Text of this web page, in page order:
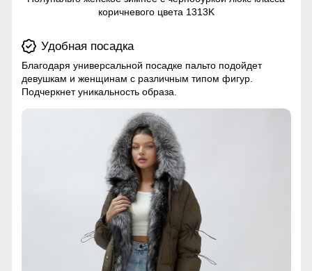
коричневого цвета 1313K
Удобная посадка
Благодаря универсальной посадке пальто подойдет
девушкам и женщинам с различным типом фигур.
Подчеркнет уникальность образа.